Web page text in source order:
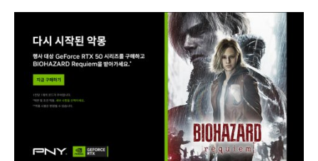
리
구
매
자
대
상
바
이
오
하